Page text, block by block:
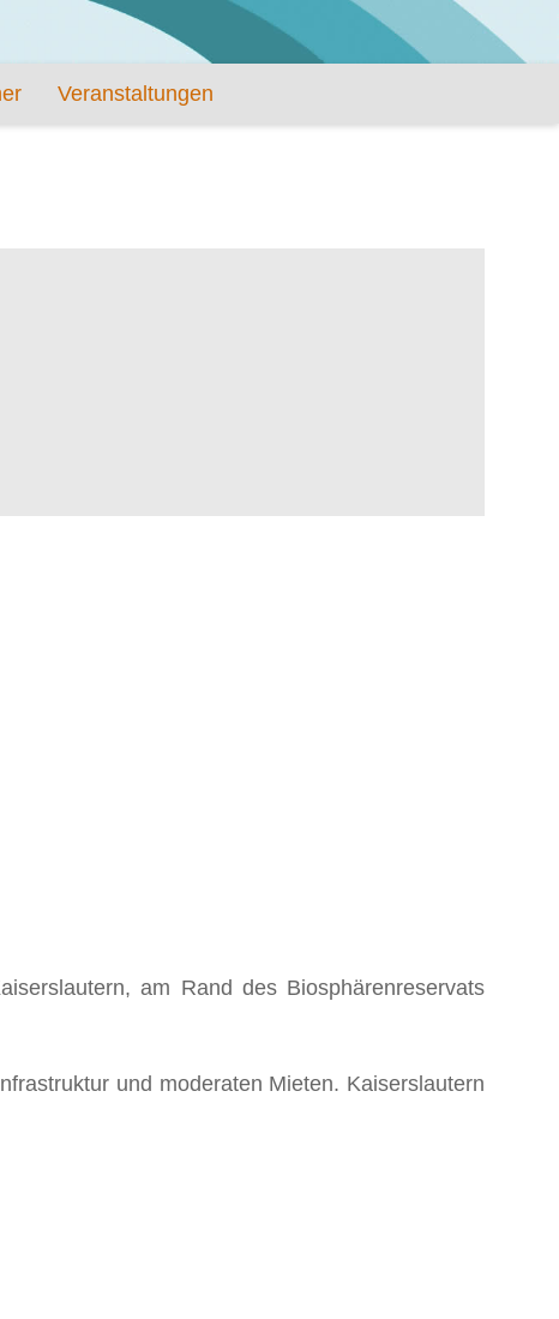
Veranstaltungen
am Rand des Biosphärenreservats
und moderaten Mieten. Kaiserslautern